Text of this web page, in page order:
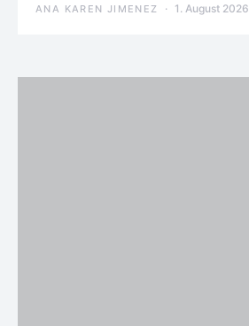
ANA KAREN JIMENEZ 1. August 2026